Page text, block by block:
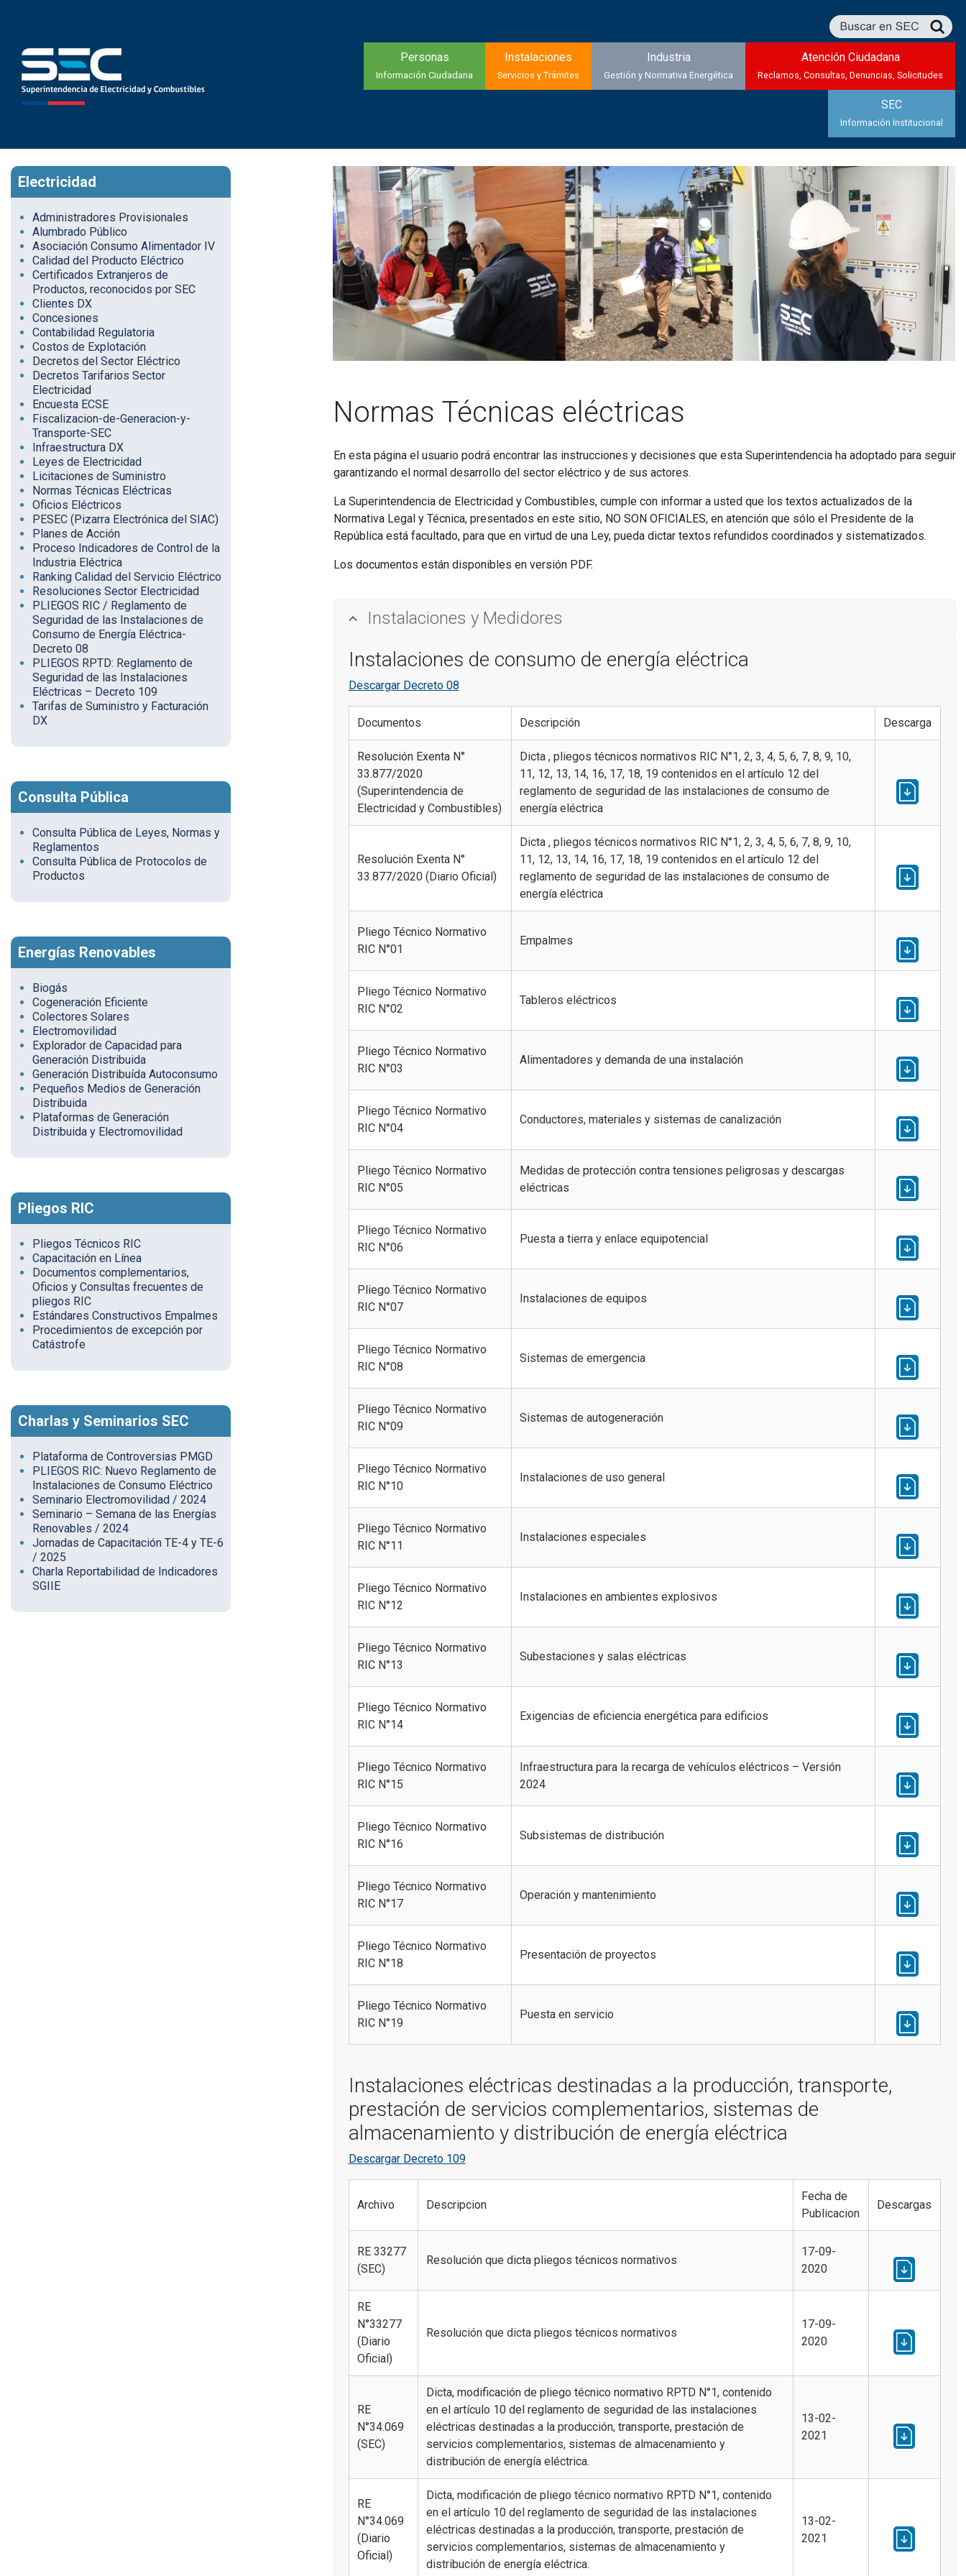
Personas
Información Ciudadana
Instalaciones
Servicios y Trámites
Industria
Gestión y Normativa Energética
Atención Ciudadana
Reclamos, Consultas, Denuncias, Solicitudes
SEC
Información Institucional
Electricidad
Administradores Provisionales
Alumbrado Público
Asociación Consumo Alimentador IV
Calidad del Producto Eléctrico
Certificados Extranjeros de
Productos, reconocidos por SEC
Clientes DX
Concesiones
Contabilidad Regulatoria
Costos de Explotación
Decretos del Sector Eléctrico
Decretos Tarifarios Sector
Electricidad
Encuesta ECSE
Fiscalizacion-de-Generacion-y-
Transporte-SEC
Infraestructura DX
Leyes de Electricidad
Licitaciones de Suministro
Normas Técnicas Eléctricas
Oficios Eléctricos
PESEC (Pizarra Electrónica del SIAC)
Planes de Acción
Proceso Indicadores de Control de la
Industria Eléctrica
Ranking Calidad del Servicio Eléctrico
Resoluciones Sector Electricidad
PLIEGOS RIC / Reglamento de
Seguridad de las Instalaciones de
Consumo de Energía Eléctrica-
Decreto 08
PLIEGOS RPTD: Reglamento de
Seguridad de las Instalaciones
Eléctricas – Decreto 109
Tarifas de Suministro y Facturación
DX
Consulta Pública
Consulta Pública de Leyes, Normas y
Reglamentos
Consulta Pública de Protocolos de
Productos
Energías Renovables
Biogás
Cogeneración Eficiente
Colectores Solares
Electromovilidad
Explorador de Capacidad para
Generación Distribuida
Generación Distribuída Autoconsumo
Pequeños Medios de Generación
Distribuida
Plataformas de Generación
Distribuida y Electromovilidad
Pliegos RIC
Pliegos Técnicos RIC
Capacitación en Línea
Documentos complementarios,
Oficios y Consultas frecuentes de
pliegos RIC
Estándares Constructivos Empalmes
Procedimientos de excepción por
Catástrofe
Charlas y Seminarios SEC
Plataforma de Controversias PMGD
PLIEGOS RIC: Nuevo Reglamento de
Instalaciones de Consumo Eléctrico
Seminario Electromovilidad / 2024
Seminario – Semana de las Energías
Renovables / 2024
Jornadas de Capacitación TE-4 y TE-6
/ 2025
Charla Reportabilidad de Indicadores
SGIIE
Normas Técnicas eléctricas
En esta página el usuario podrá encontrar las instrucciones y decisiones que esta Superintendencia ha adoptado para seguir
garantizando el normal desarrollo del sector eléctrico y de sus actores.
La Superintendencia de Electricidad y Combustibles, cumple con informar a usted que los textos actualizados de la
Normativa Legal y Técnica, presentados en este sitio, NO SON OFICIALES, en atención que sólo el Presidente de la
República está facultado, para que en virtud de una Ley, pueda dictar textos refundidos coordinados y sistematizados.
Los documentos están disponibles en versión PDF.
Instalaciones y Medidores
Instalaciones de consumo de energía eléctrica
Descargar Decreto 08
Documentos Descripción Descarga
Resolución Exenta N°
33.877/2020
(Superintendencia de
Electricidad y Combustibles)
Dicta , pliegos técnicos normativos RIC N°1, 2, 3, 4, 5, 6, 7, 8, 9, 10,
11, 12, 13, 14, 16, 17, 18, 19 contenidos en el artículo 12 del
reglamento de seguridad de las instalaciones de consumo de
energía eléctrica
Resolución Exenta N°
33.877/2020 (Diario Oficial)
Dicta , pliegos técnicos normativos RIC N°1, 2, 3, 4, 5, 6, 7, 8, 9, 10,
11, 12, 13, 14, 16, 17, 18, 19 contenidos en el artículo 12 del
reglamento de seguridad de las instalaciones de consumo de
energía eléctrica
Pliego Técnico Normativo
RIC N°01
Empalmes
Pliego Técnico Normativo
RIC N°02
Tableros eléctricos
Pliego Técnico Normativo
RIC N°03
Alimentadores y demanda de una instalación
Pliego Técnico Normativo
RIC N°04
Conductores, materiales y sistemas de canalización
Pliego Técnico Normativo
RIC N°05
Medidas de protección contra tensiones peligrosas y descargas
eléctricas
Pliego Técnico Normativo
RIC N°06
Puesta a tierra y enlace equipotencial
Pliego Técnico Normativo
RIC N°07
Instalaciones de equipos
Pliego Técnico Normativo
RIC N°08
Sistemas de emergencia
Pliego Técnico Normativo
RIC N°09
Sistemas de autogeneración
Pliego Técnico Normativo
RIC N°10
Instalaciones de uso general
Pliego Técnico Normativo
RIC N°11
Instalaciones especiales
Pliego Técnico Normativo
RIC N°12
Instalaciones en ambientes explosivos
Pliego Técnico Normativo
RIC N°13
Subestaciones y salas eléctricas
Pliego Técnico Normativo
RIC N°14
Exigencias de eficiencia energética para edificios
Pliego Técnico Normativo
RIC N°15
Infraestructura para la recarga de vehículos eléctricos – Versión
2024
Pliego Técnico Normativo
RIC N°16
Subsistemas de distribución
Pliego Técnico Normativo
RIC N°17
Operación y mantenimiento
Pliego Técnico Normativo
RIC N°18
Presentación de proyectos
Pliego Técnico Normativo
RIC N°19
Puesta en servicio
Instalaciones eléctricas destinadas a la producción, transporte,
prestación de servicios complementarios, sistemas de
almacenamiento y distribución de energía eléctrica
Descargar Decreto 109
Archivo Descripcion
Fecha de
Publicacion
Descargas
RE 33277
(SEC)
Resolución que dicta pliegos técnicos normativos
17-09-
2020
RE
N°33277
(Diario
Oficial)
Resolución que dicta pliegos técnicos normativos
17-09-
2020
RE
N°34.069
(SEC)
Dicta, modificación de pliego técnico normativo RPTD N°1, contenido
en el artículo 10 del reglamento de seguridad de las instalaciones
eléctricas destinadas a la producción, transporte, prestación de
servicios complementarios, sistemas de almacenamiento y
distribución de energía eléctrica.
13-02-
2021
RE
N°34.069
(Diario
Oficial)
Dicta, modificación de pliego técnico normativo RPTD N°1, contenido
en el artículo 10 del reglamento de seguridad de las instalaciones
eléctricas destinadas a la producción, transporte, prestación de
servicios complementarios, sistemas de almacenamiento y
distribución de energía eléctrica.
13-02-
2021